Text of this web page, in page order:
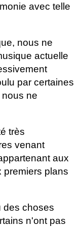
avec telle
nous ne
actuelle
par certaines
ne
très
venant
aux
premiers plans
des choses
n'ont pas